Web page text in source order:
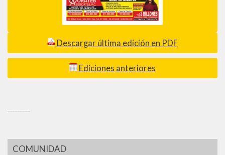
Descargar última edición en PDF
Ediciones anteriores
COMUNIDAD